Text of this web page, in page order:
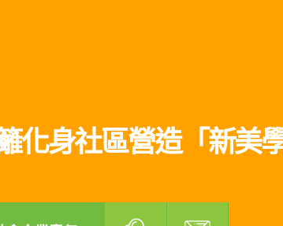
化身社區營造「新美學